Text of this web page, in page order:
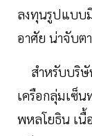
ลงทุนรูปแบบ
อาศัย น่าจับต
สำหรับบริษั
เครือกลุ่มเซ็
พหลโยธิน เนื้